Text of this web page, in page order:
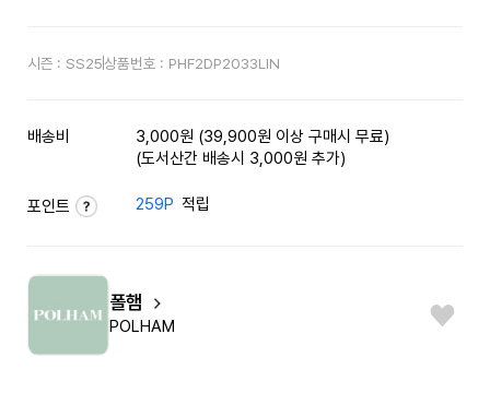
시즌 : SS25상품번호 : PHF2DP2033LIN
배송비
3,000원 (39,900원 이상 구매시 무료)
(도서산간 배송시 3,000원 추가)
포인트 259P 적립
폴햄
POLHAM